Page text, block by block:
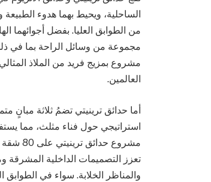
الساحلية، ويحيط بهما هدوء
من الطوابق العليا. بفضل أجوائهما
مجموعة من وسائل الراحة بما في
مشروع بمزيج فريد من الملاذ
العالمين.
أما حدائق ترينيتي تضمُ ثلاثة مبانٍ
استراتيجي حول فناء مثلث، مما
تعزز التصميمات الداخلية المشرقة
والمناظر الخلابة. سواء في